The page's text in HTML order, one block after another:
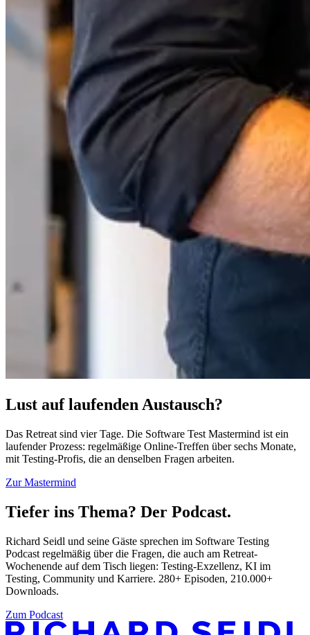
Lust auf laufenden Austausch?
Das Retreat sind vier Tage. Die Software Test Mastermind ist ein
laufender Prozess: regelmäßige Online-Treffen über sechs Monate,
mit Testing-Profis, die an denselben Fragen arbeiten.
Zur Mastermind
Tiefer ins Thema? Der Podcast.
Richard Seidl und seine Gäste sprechen im Software Testing
Podcast regelmäßig über die Fragen, die auch am Retreat-
Wochenende auf dem Tisch liegen: Testing-Exzellenz, KI im
Testing, Community und Karriere. 280+ Episoden, 210.000+
Downloads.
Zum Podcast